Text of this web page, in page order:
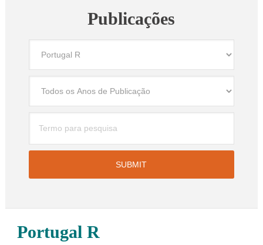
Publicações
Portugal R